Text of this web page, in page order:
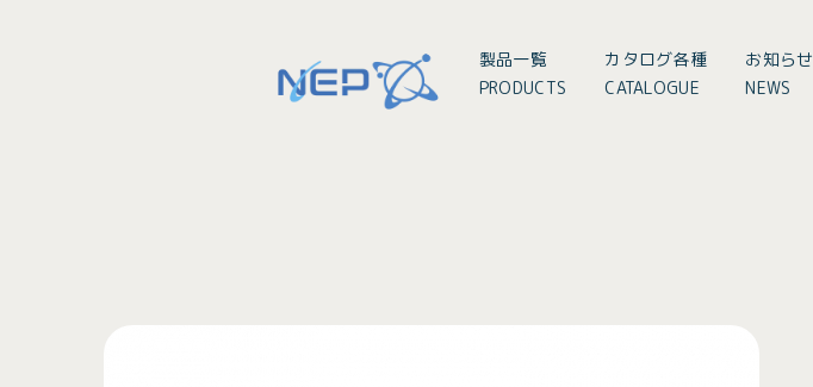
製品一覧
PRODUCTS
カタログ各種
CATALOGUE
お知らせ
NEWS